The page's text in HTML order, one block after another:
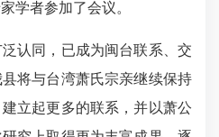
学者参加了会议。
认同，已成为闽台联系、交
将与台湾萧氏宗亲继续保持
立起更多的联系，并以萧公